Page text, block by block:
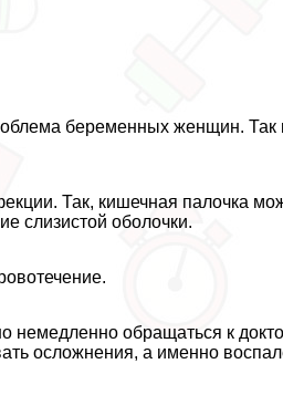
беременных женщин.
Так, кишечная палочка
слизистой оболочки.
немедленно обращаться к
осложнения, а именно